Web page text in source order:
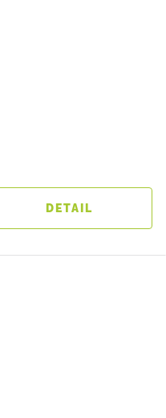
DETAIL